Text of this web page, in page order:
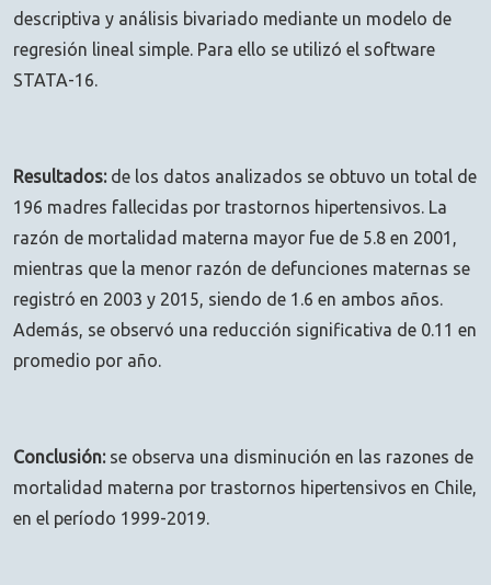
descriptiva y análisis bivariado mediante un modelo de
regresión lineal simple. Para ello se utilizó el software
STATA-16.
Resultados:de los datos analizados se obtuvo un total de
196 madres fallecidas por trastornos hipertensivos. La
razón de mortalidad materna mayor fue de 5.8 en 2001,
mientras que la menor razón de defunciones maternas se
registró en 2003 y 2015, siendo de 1.6 en ambos años.
Además, se observó una reducción significativa de 0.11 en
promedio por año.
Conclusión:se observa una disminución en las razones de
mortalidad materna por trastornos hipertensivos en Chile,
en el período 1999-2019.